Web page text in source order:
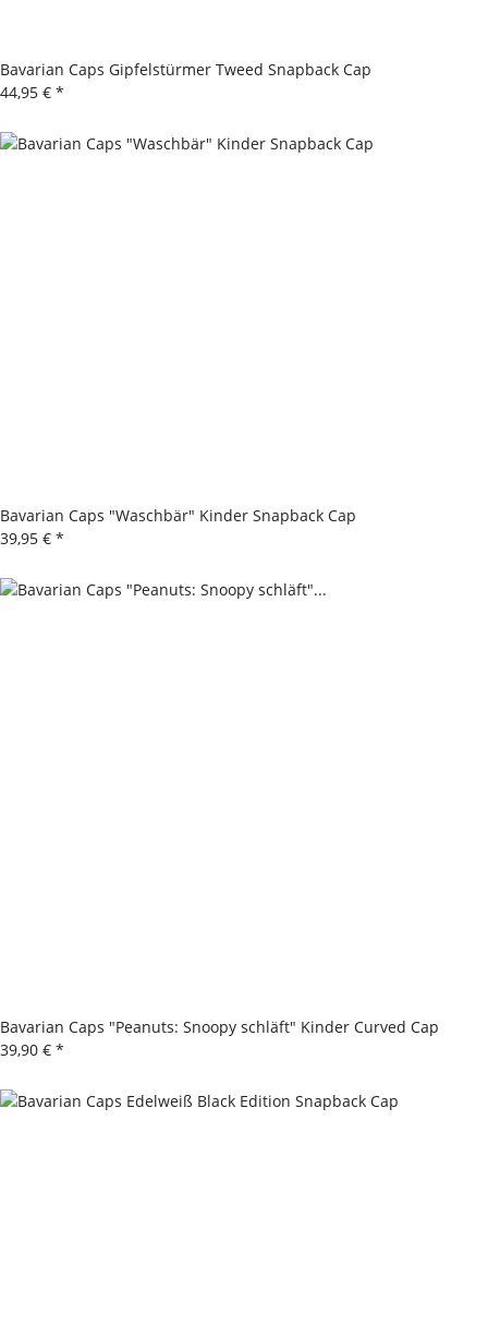
Bavarian Caps Gipfelstürmer Tweed Snapback Cap
44,95 € *
Bavarian Caps "Waschbär" Kinder Snapback Cap
39,95 € *
Bavarian Caps "Peanuts: Snoopy schläft" Kinder Curved Cap
39,90 € *